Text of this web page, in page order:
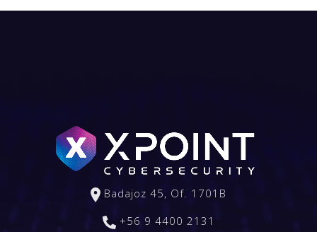
+56 9 4400 2131
Badajoz 45, Of. 1701B